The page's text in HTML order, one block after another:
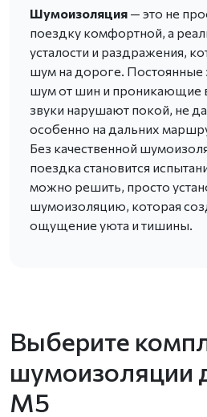
Шумоизоляция — это не
поездку комфортной, а
усталости и раздражения,
шум на дороге. Постоянные
шум от шин и проникающие
звуки нарушают покой, не
особенно на дальних
Без качественной
поездка становится
можно решить, просто
шумоизоляцию, которая
ощущение уюта и тишины.
Выберите
шумоизоляции
M5